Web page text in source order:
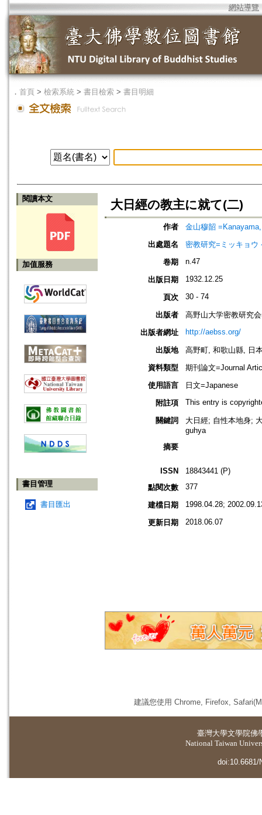
網站導覽
． 首頁 > 檢索系統 > 書目檢索 > 書目明細
閱讀本文
加值服務
書目管理
書目匯出
大日經の教主に就て(二)
作者
金山穆韶
出處題名
密教研究=ミッキョ
卷期
n.47
出版日期 1932.12.25
頁次 30 - 74
出版者
高野山大学密教研究
出版者網址
http://aebss.org/
出版地
高野町, 和歌山縣, 日
資料類型
期刊論文=Journal
使用語言
日文=Japanese
附註項
This entry is
關鍵詞
大日經; 自性本地身;
guhya
摘要
ISSN
18843441 (P)
點閱次數
377
建檔日期 1998.04.28;
更新日期 2018.06.07
建議您使用 Chrome, Firefox,
臺灣大學文學院佛
National Taiwan
doi:10.6681/